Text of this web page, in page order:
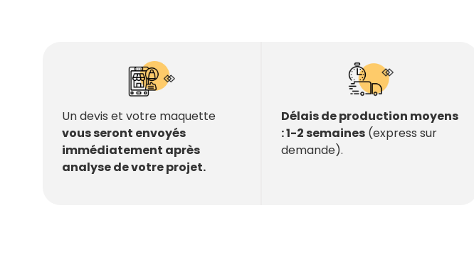
Un devis et votre maquette
vous seront envoyés
immédiatement après
analyse de votre projet.
Délais de production moyens
: 1-2 semaines (express sur
demande).